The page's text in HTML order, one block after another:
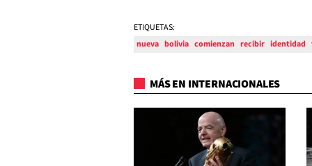
ETIQUETAS:
nueva bolivia comienzan recibir identidad
MÁS EN INTERNACIONALES